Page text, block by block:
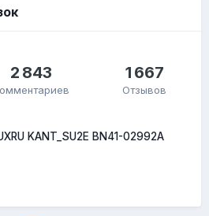
2 843 1 667
Отзывов
KANT_SU2E BN41-02992A